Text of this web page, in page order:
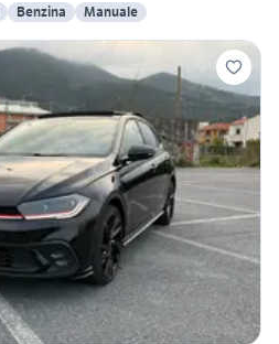
Benzina Manuale